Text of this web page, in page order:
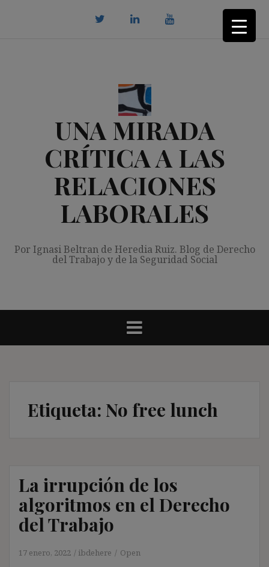
UNA MIRADA
CRÍTICA A LAS
RELACIONES
LABORALES
Por Ignasi Beltran de Heredia Ruiz. Blog de Derecho
del Trabajo y de la Seguridad Social
Etiqueta: No free lunch
La irrupción de los
algoritmos en el Derecho
del Trabajo
17 enero, 2022 ibdehere Open